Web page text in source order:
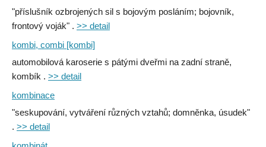
"příslušník ozbrojených sil s bojovým posláním; bojovník,
frontový voják" . >> detail
kombi, combi [kombi]
automobilová karoserie s pátými dveřmi na zadní straně,
kombík . >> detail
kombinace
"seskupování, vytváření různých vztahů; domněnka, úsudek"
. >> detail